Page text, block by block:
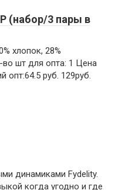
(набор/3 пары в
хлопок, 28%
во шт для опта: 1 Цена
опт:64.5 руб. 129руб.
динамиками Fydelity.
когда угодно и где